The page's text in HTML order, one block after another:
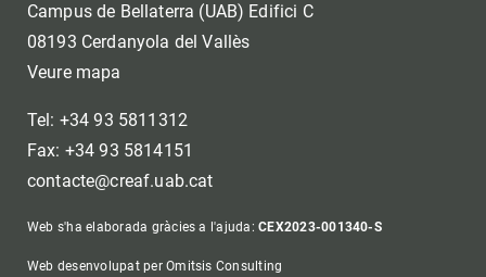
Campus de Bellaterra (UAB) Edifici C
08193 Cerdanyola del Vallès
Veure mapa
Tel: +34 93 5811312
Fax: +34 93 5814151
contacte@creaf.uab.cat
Web s'ha elaborada gràcies a l'ajuda:CEX2023-001340-S
Web desenvolupat per Omitsis Consulting